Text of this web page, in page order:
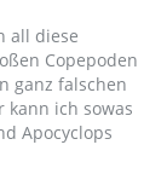
all diese
Copepoden
ganz falschen
kann ich sowas
Apocyclops